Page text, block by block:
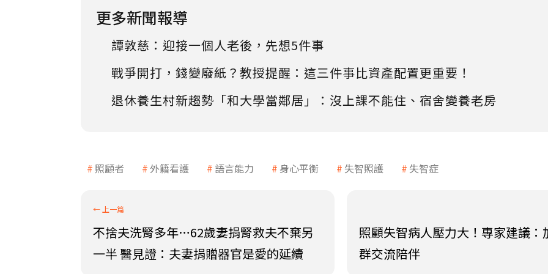
更多新聞報導
譚敦慈：迎接一個人老後，先想5件事
戰爭開打，錢變廢紙？教授提醒：這三件事比資產配置更重要！
退休養生村新趨勢「和大學當鄰居」：沒上課不能住、宿舍變養老房
照顧者 外籍看護 語言能力 身心平衡 失智照護 失智症
不捨夫洗腎多年…62歲妻捐腎救夫不棄另
一半 醫見證：夫妻捐贈器官是愛的延續
照顧失智病人壓力大！專家建議：
群交流陪伴